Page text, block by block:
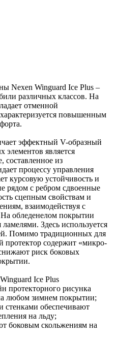
Nexen Winguard Ice Plus –
различных классов. На
отменной
повышенным
эффектный V-образный
элементов является
составленное из
процессу управления
курсовую устойчивость и
рядом с ребром сдвоенные
сцепным свойствам и
взаимодействуя с
обледенелом покрытии
Здесь используется
Помимо традиционных для
содержит «микро-
риск боковых
Ice Plus
протекторного рисунка
любом зимнем покрытии;
стенками обеспечивают
на льду;
боковым скольжениям на
покрытии.